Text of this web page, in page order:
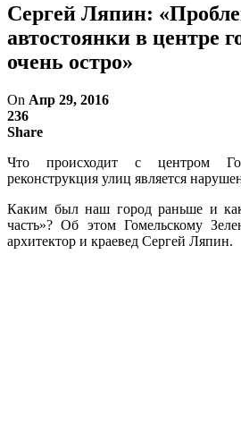
Сергей Ляпин:
автостоянки в центре
очень остро»
On Апр 29, 2016
236
Share
Что происходит с центром
реконструкция улиц является
Каким был наш город раньше и как
часть»? Об этом Гомельскому
архитектор и краевед Сергей Ляпин.